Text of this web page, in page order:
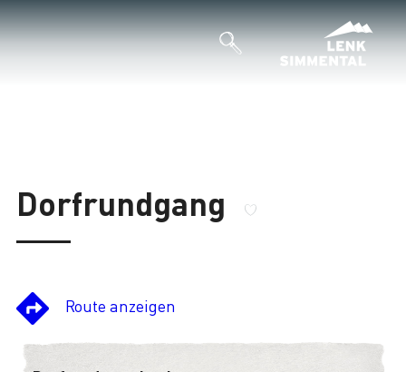
Dorfrundgang
Route anzeigen